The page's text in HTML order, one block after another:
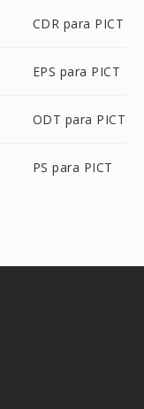
CDR para PICT
EPS para PICT
ODT para PICT
PS para PICT